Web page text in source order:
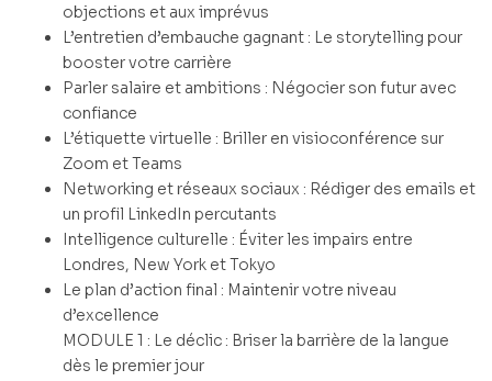
objections et aux imprévus
L’entretien d’embauche gagnant : Le storytelling pour
booster votre carrière
Parler salaire et ambitions : Négocier son futur avec
confiance
L’étiquette virtuelle : Briller en visioconférence sur
Zoom et Teams
Networking et réseaux sociaux : Rédiger des emails et
un profil LinkedIn percutants
Intelligence culturelle : Éviter les impairs entre
Londres, New York et Tokyo
Le plan d’action final : Maintenir votre niveau
d’excellence
MODULE 1 : Le déclic : Briser la barrière de la langue
dès le premier jour